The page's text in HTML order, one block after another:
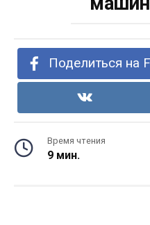
Поделиться на
Время чтения
9 мин.